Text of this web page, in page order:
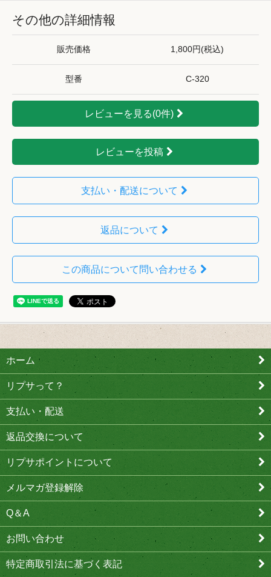
その他の詳細情報
販売価格 1,800円(税込)
型番 C-320
レビューを見る(0件)
レビューを投稿
支払い・配送について
返品について
この商品について問い合わせる
ホーム
リプサって？
支払い・配送
返品交換について
リプサポイントについて
メルマガ登録解除
Q＆A
お問い合わせ
特定商取引法に基づく表記